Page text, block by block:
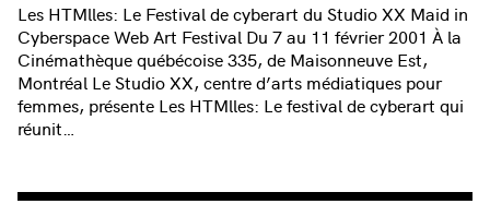
Les HTMlles: Le Festival de cyberart du Studio XX Maid in
Cyberspace Web Art Festival Du 7 au 11 février 2001 À la
Cinémathèque québécoise 335, de Maisonneuve Est,
Montréal Le Studio XX, centre d’arts médiatiques pour
femmes, présente Les HTMlles: Le festival de cyberart qui
réunit…